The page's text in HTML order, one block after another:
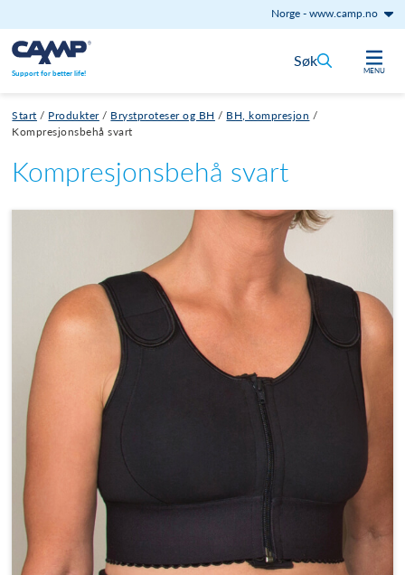
Norge-www.camp.no
Hopp til innhold
Support for better life! MENU
Søk
Start / Produkter / Brystproteser og BH / BH, kompresjon /
Kompresjonsbehå svart
Kompresjonsbehå svart